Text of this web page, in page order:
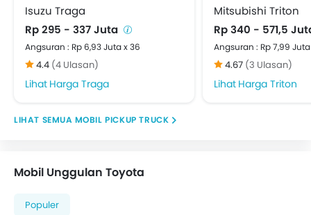
Tachometer
Electronic Multi Tripmeter
Vehicle Stability Control System
Engine Check Warning
EBD (Electronic Brake Distribution)
Anti Theft Device
Hill-Start Assist Control
Smartphone Connectivity
Isuzu Traga
Rp 295 - 337 Juta
Angsuran : Rp 6,93 Juta x 36
4.4 (4 Ulasan)
Harga Traga
Mitsubishi Triton
Rp 340 - 571,5
Angsuran : Rp 7,99
4.67 (3 Ulasan)
Harga Triton
MOBIL PICKUP TRUCK
Mobil Unggulan Toyota
Populer